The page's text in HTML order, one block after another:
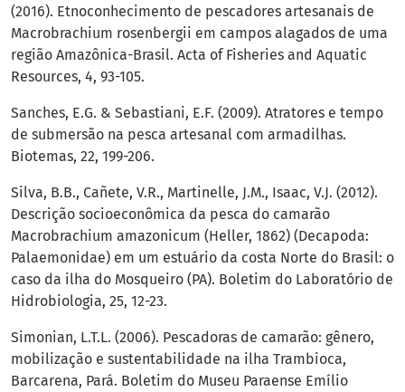
(2016). Etnoconhecimento de pescadores artesanais de
Macrobrachium rosenbergii em campos alagados de uma
região Amazônica-Brasil. Acta of Fisheries and Aquatic
Resources, 4, 93-105.
Sanches, E.G. & Sebastiani, E.F. (2009). Atratores e tempo
de submersão na pesca artesanal com armadilhas.
Biotemas, 22, 199-206.
Silva, B.B., Cañete, V.R., Martinelle, J.M., Isaac, V.J. (2012).
Descrição socioeconômica da pesca do camarão
Macrobrachium amazonicum (Heller, 1862) (Decapoda:
Palaemonidae) em um estuário da costa Norte do Brasil: o
caso da ilha do Mosqueiro (PA). Boletim do Laboratório de
Hidrobiologia, 25, 12-23.
Simonian, L.T.L. (2006). Pescadoras de camarão: gênero,
mobilização e sustentabilidade na ilha Trambioca,
Barcarena, Pará. Boletim do Museu Paraense Emílio